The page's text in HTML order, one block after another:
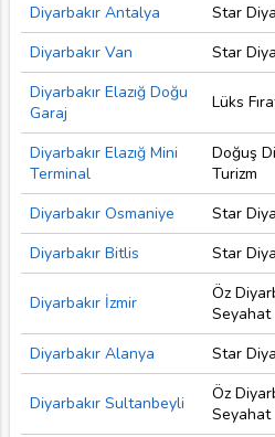
Diyarbakır Antalya Star
Diyarbakır Van
Star
Diyarbakır Elazığ Doğu
Garaj
Lüks
Diyarbakır Elazığ Mini
Terminal
Doğuş
Turizm
Diyarbakır Osmaniye Star
Diyarbakır Bitlis
Star
Diyarbakır İzmir
Öz
Seyahat
Diyarbakır Alanya Star
Diyarbakır Sultanbeyli
Öz
Seyahat